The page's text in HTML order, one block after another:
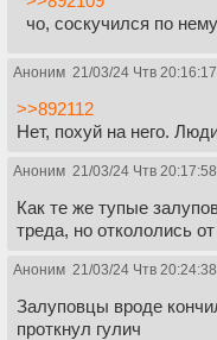
чо, соскучился по
Аноним 21/03/24 Чтв 20:16:17
>>892112
Нет, похуй на него.
Аноним 21/03/24 Чтв 20:17:58
Как те же тупые
треда, но откололись от
Аноним 21/03/24 Чтв 20:24:38
Залуповцы вроде
проткнул гулич